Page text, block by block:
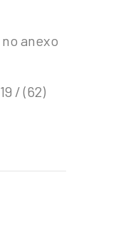
anexo
/ (62)